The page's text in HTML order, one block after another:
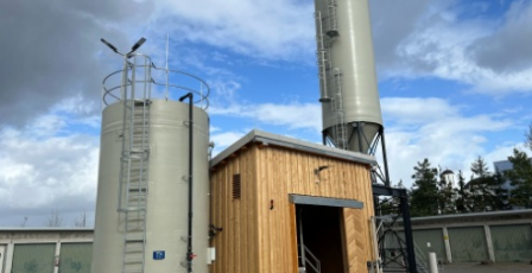
Über uns
Karriere
News und Medien
Kontakt